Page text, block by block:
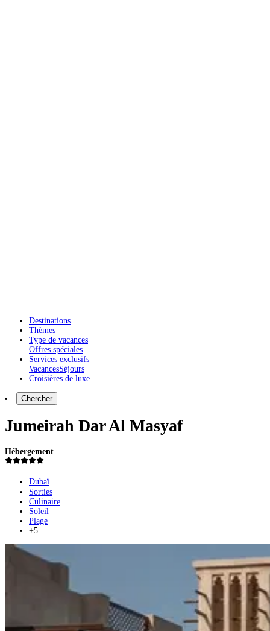
Destinations
Thèmes
Type de vacances
Offres spéciales
Services exclusifs
VacancesSéjours
Croisières de luxe
Chercher
Jumeirah Dar Al Masyaf
Hébergement
Dubaï
Sorties
Culinaire
Soleil
Plage
+5